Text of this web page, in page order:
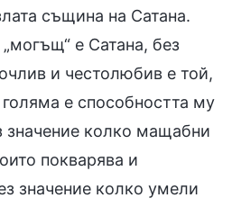
същина на Сатана.
е Сатана, без
и честолюбив е той,
е способността му
значение колко мащабни
покварява и
значение колко умели